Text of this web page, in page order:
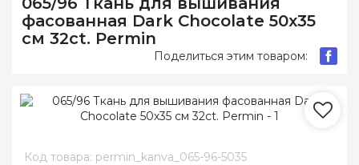
фасованная Dark Chocolate 50х35
см 32ct. Permin
Поделиться этим товаром:
Код товара: permin_kanva_065-96-5035